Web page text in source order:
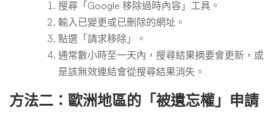
搜尋「Google 移除過時內容」工具。
輸入已變更或已刪除的網址。
點選「請求移除」。
通常數小時至一天內，搜尋結果摘要會更新，或
是該無效連結會從搜尋結果消失。
方法二：歐洲地區的「被遺忘權」申請